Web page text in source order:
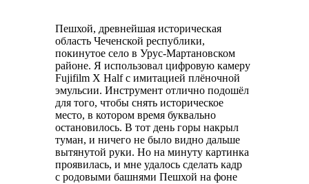
Пешхой, древнейшая историческая
область Чеченской республики,
покинутое село в Урус-Мартановском
районе. Я использовал цифровую камеру
Fujifilm X Half с имитацией плёночной
эмульсии. Инструмент отлично подошёл
для того, чтобы снять историческое
место, в котором время буквально
остановилось. В тот день горы накрыл
туман, и ничего не было видно дальше
вытянутой руки. Но на минуту картинка
проявилась, и мне удалось сделать кадр
с родовыми башнями Пешхой на фоне